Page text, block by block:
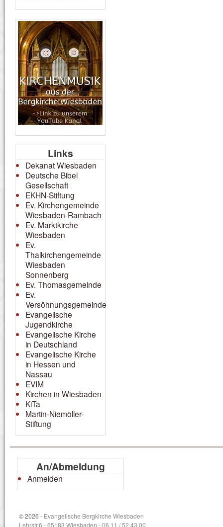
Links
Dekanat Wiesbaden
Deutsche Bibel
Gesellschaft
EKHN-Stiftung
Ev. Kirchengemeinde
Wiesbaden-Rambach
Ev. Marktkirche
Wiesbaden
Ev.
Thalkirchengemeinde
Wiesbaden
Sonnenberg
Ev. Thomasgemeinde
Ev.
Versöhnungsgemeinde
Evangelische
Jugendkirche
Evangelische Kirche
in Deutschland
Evangelische Kirche
in Hessen und
Nassau
EVIM
Kirchen in Wiesbaden
KiTa
Martin-Niemöller-
Stiftung
An/Abmeldung
Anmelden
© 2026 - Evangelische Bergkirche Wiesbaden
Lehrstr.6 - 65183 Wiesbaden - 06 11 / 52 43 00